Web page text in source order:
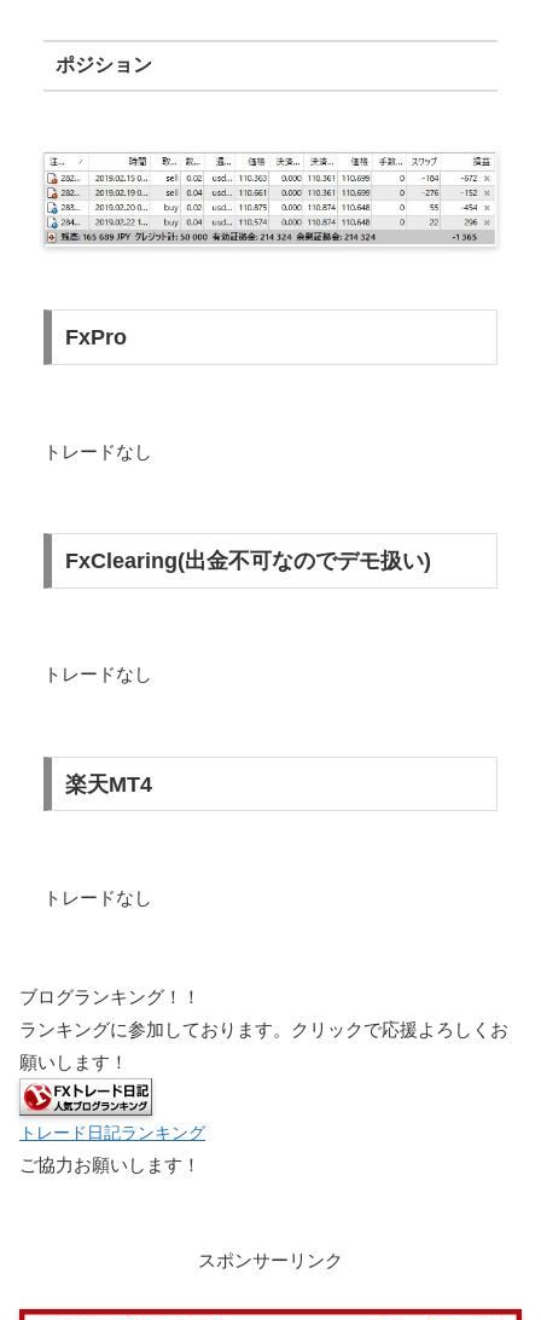
ポジション
FxPro
トレードなし
FxClearing(出金不可なのでデモ扱い)
トレードなし
楽天MT4
トレードなし
ブログランキング！！
ランキングに参加しております。クリックで応援よろしくお
願いします！
トレード日記ランキング
ご協力お願いします！
スポンサーリンク